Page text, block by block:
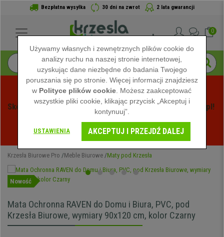
Bezpłatna wysyłka 30 dni na zwrot 2 lata gwarancji
0
Skorzystaj z Letnich Wyprzedaży na Krzeslabiurowepro.pl!
Zobacz oferty -
Krzesła Biurowe Pro Meble Biurowe Maty pod Krzesła
Nowość
Mata Ochronna RAVEN do Domu i Biura, PVC, pod
Krzesła Biurowe, wymiary 90x120 cm, kolor Czarny
Używamy własnych i zewnętrznych plików cookie do
analizy ruchu na naszej stronie internetowej,
uzyskując dane niezbędne do badania Twojego
poruszania się po stronie. Więcej informacji znajdziesz
w Polityce plików cookie . Możesz zaakceptować
wszystkie pliki cookie, klikając przycisk „Akceptuj i
kontynuuj”.
USTAWIENIA AKCEPTUJ I PRZEJDŹ DALEJ